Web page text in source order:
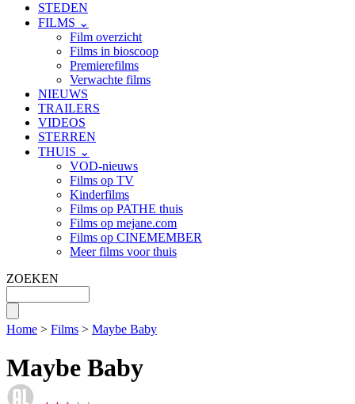
STEDEN
FILMS ⌄
Film overzicht
Films in bioscoop
Premierefilms
Verwachte films
NIEUWS
TRAILERS
VIDEOS
STERREN
THUIS ⌄
VOD-nieuws
Films op TV
Kinderfilms
Films op PATHE thuis
Films op mejane.com
Films op CINEMEMBER
Meer films voor thuis
ZOEKEN
Home > Films > Maybe Baby
Maybe Baby